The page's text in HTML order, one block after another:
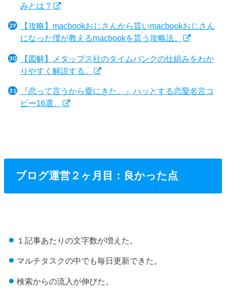
みとは？
【攻略】macbookおじさんから貰いmacbookおじさん
になった僕が教えるmacbookを貰う攻略法。
【図解】メタップス社のタイムバンクの仕組みをわか
りやすく解説する。
『恋って言うから愛にきた。』ハッとする恋愛名言コ
ピー16選。
ブログ運営２ヶ月目：良かった点
１記事あたりの文字数が増えた。
マルチタスクの中でも毎日更新できた。
検索からの流入が伸びた。